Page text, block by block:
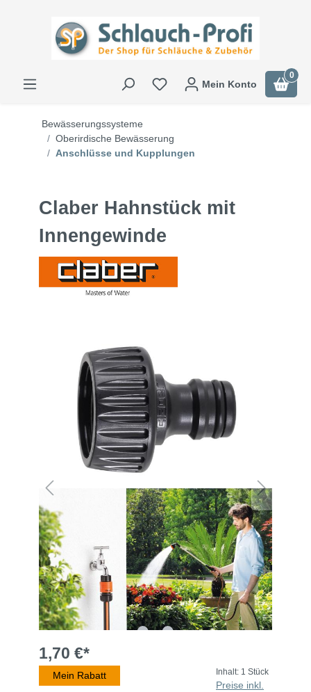
Mein Konto
0
Bewässerungssysteme
Oberirdische Bewässerung
Anschlüsse und Kupplungen
Claber Hahnstück mit
Innengewinde
1,70 €*
Mein Rabatt Inhalt: 1 Stück
Preise inkl.